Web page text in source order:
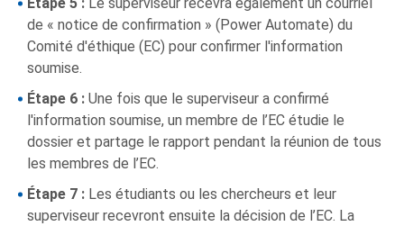
Étape 5 : Le superviseur recevra également un courriel
de « notice de confirmation » (Power Automate) du
Comité d'éthique (EC) pour confirmer l'information
soumise.
Étape 6 : Une fois que le superviseur a confirmé
l'information soumise, un membre de l’EC étudie le
dossier et partage le rapport pendant la réunion de tous
les membres de l’EC.
Étape 7 : Les étudiants ou les chercheurs et leur
superviseur recevront ensuite la décision de l’EC. La